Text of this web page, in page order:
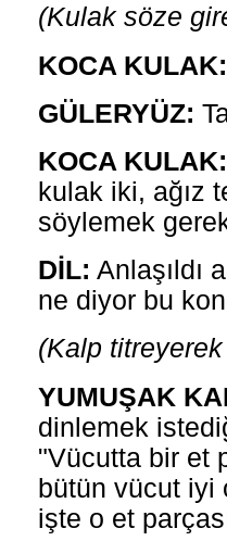
(Kulak söze
KOCA KULAK:
GÜLERYÜZ:
KOCA KULAK:
kulak iki, ağız
söylemek
DİL: Anlaşıldı
ne diyor bu
(Kalp
YUMUŞAK
dinlemek
"Vücutta bir et
bütün vücut iyi
işte o et